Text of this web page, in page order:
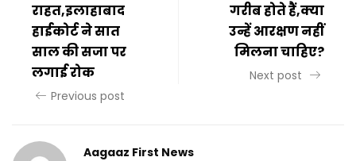
राहत,इलाहाबाद
हाईकोर्ट ने सात
साल की सजा पर
लगाई रोक
Previous post
गरीब होते हैं,क्या
उन्हें आरक्षण नहीं
मिलना चाहिए?
Next post
Aagaaz First News